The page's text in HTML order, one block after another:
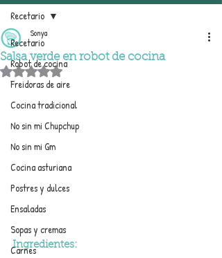
Recetario
Robot de cocina
Freidoras de aire
Cocina tradicional
No sin mi Chupchup
No sin mi Gm
Cocina asturiana
Postres y dulces
Ensaladas
Sopas y cremas
Carnes
Recetario
Salsa verde en robot de cocina
Sonya
Obtuvo NaN de 5 estrellas.
Ingredientes: